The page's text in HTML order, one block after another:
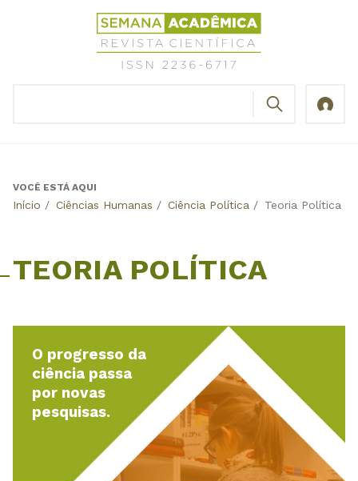
Revista
Científica
Semana
Back
VOCÊ ESTÁ AQUI
Início / Ciências Humanas / Ciência Política / Teoria Política
TEORIA POLÍTICA
O progresso da
ciência passa
por novas
pesquisas.